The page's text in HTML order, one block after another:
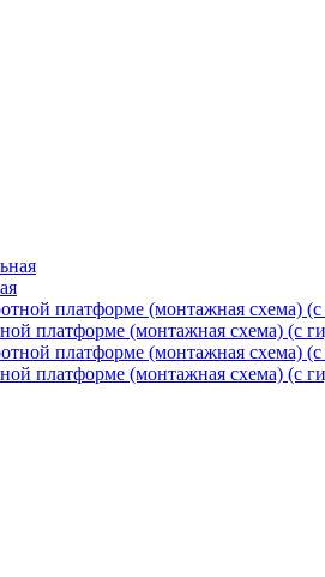
платформе (монтажная схема) (с
платформе (монтажная схема) (с